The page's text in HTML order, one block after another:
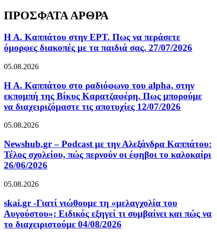
ΠΡΟΣΦΑΤΑ ΑΡΘΡΑ
Η Α. Καππάτου στην ΕΡΤ. Πως να περάσετε
όμορφες διακοπές με τα παιδιά σας. 27/07/2026
05.08.2026
Η Α. Καππάτου στο ραδιόφωνο του alpha, στην
εκπομπή της Βίκυς Καρατζαφέρη. Πως μπορούμε
να διαχειριζόμαστε τις αποτυχίες 12/07/2026
05.08.2026
Newshub.gr – Podcast με την Αλεξάνδρα Καππάτου:
Τέλος σχολείου, πώς περνούν οι έφηβοι το καλοκαίρι
26/06/2026
05.08.2026
skai.gr -Γιατί νιώθουμε τη «μελαγχολία του
Αυγούστου»; Ειδικός εξηγεί τι συμβαίνει και πώς να
το διαχειριστούμε 04/08/2026